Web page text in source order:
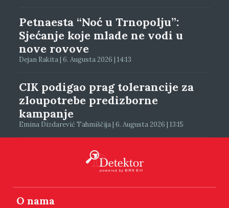
Petnaesta “Noć u Trnopolju”:
Sjećanje koje mlade ne vodi u
nove rovove
Dejan Rakita | 6. Augusta 2026 | 14:13
CIK podigao prag tolerancije za
zloupotrebe predizborne
kampanje
Emina Dizdarević Tahmiščija | 6. Augusta 2026 | 13:15
O nama